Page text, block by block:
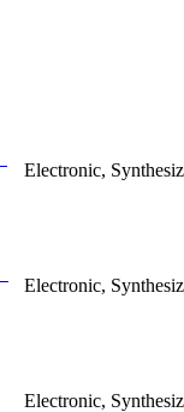
Electronic,
Electronic,
Electronic,